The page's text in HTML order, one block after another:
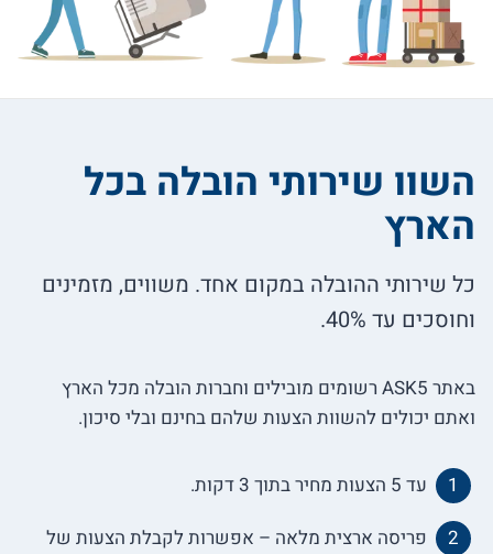
השוו שירותי הובלה בכל
הארץ
כל שירותי ההובלה במקום אחד. משווים, מזמינים
וחוסכים עד 40%.
באתר ASK5 רשומים מובילים וחברות הובלה מכל הארץ
ואתם יכולים להשוות הצעות שלהם בחינם ובלי סיכון.
עד 5 הצעות מחיר בתוך 3 דקות.
פריסה ארצית מלאה – אפשרות לקבלת הצעות של